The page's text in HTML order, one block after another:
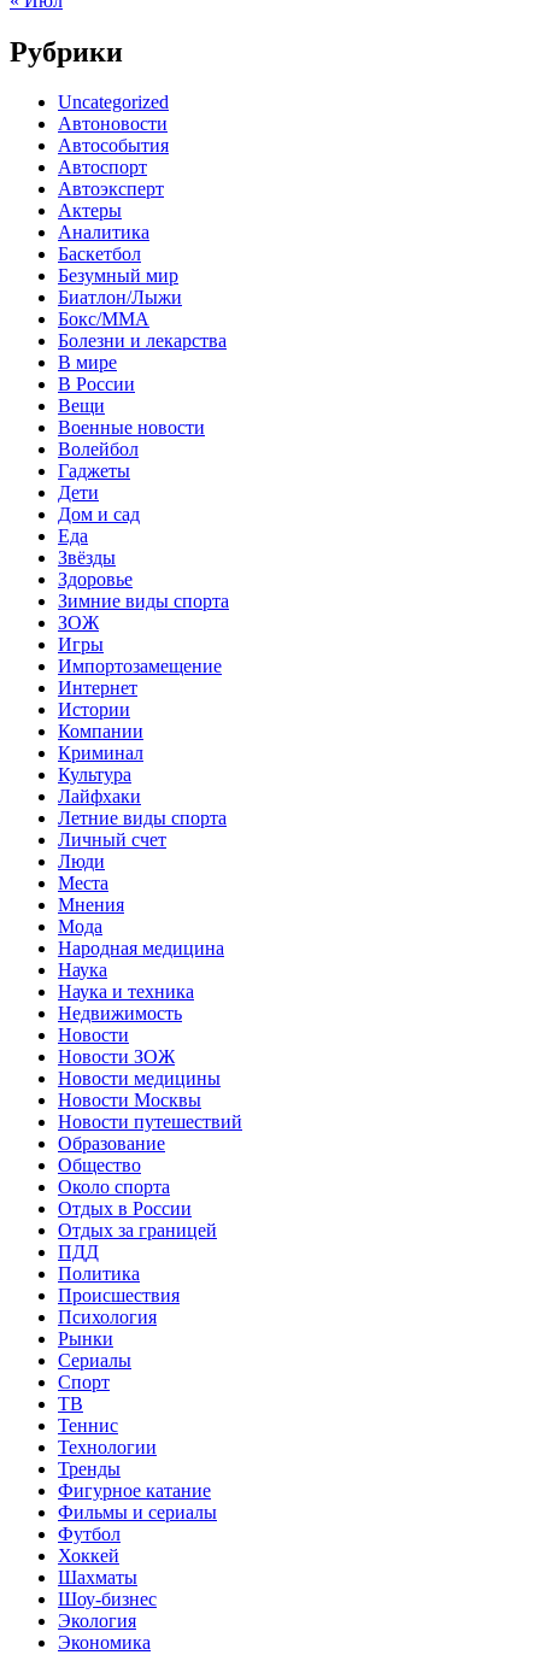
Рубрики
Uncategorized
Автоновости
Автособытия
Автоспорт
Автоэксперт
Актеры
Аналитика
Баскетбол
Безумный мир
Биатлон/Лыжи
Бокс/MMA
Болезни и лекарства
В мире
В России
Вещи
Военные новости
Волейбол
Гаджеты
Дети
Дом и сад
Еда
Звёзды
Здоровье
Зимние виды спорта
ЗОЖ
Игры
Импортозамещение
Интернет
Истории
Компании
Криминал
Культура
Лайфхаки
Летние виды спорта
Личный счет
Люди
Места
Мнения
Мода
Народная медицина
Наука
Наука и техника
Недвижимость
Новости
Новости ЗОЖ
Новости медицины
Новости Москвы
Новости путешествий
Образование
Общество
Около спорта
Отдых в России
Отдых за границей
ПДД
Политика
Происшествия
Психология
Рынки
Сериалы
Спорт
ТВ
Теннис
Технологии
Тренды
Фигурное катание
Фильмы и сериалы
Футбол
Хоккей
Шахматы
Шоу-бизнес
Экология
Экономика